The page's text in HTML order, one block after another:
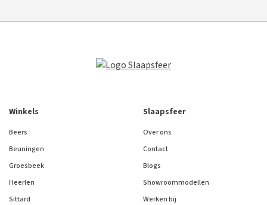
Winkels
Beers
Beuningen
Groesbeek
Heerlen
Sittard
Slaapsfeer
Over ons
Contact
Blogs
Showroommodellen
Werken bij